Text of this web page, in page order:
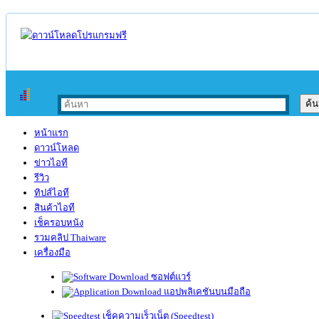
หน้าแรก
ดาวน์โหลด
ข่าวไอที
รีวิว
ทิปส์ไอที
สินค้าไอที
เช็ครอบหนัง
รวมคลิป Thaiware
เครื่องมือ
ซอฟต์แวร์
แอปพลิเคชันบนมือถือ
เช็คความเร็วเน็ต (Speedtest)